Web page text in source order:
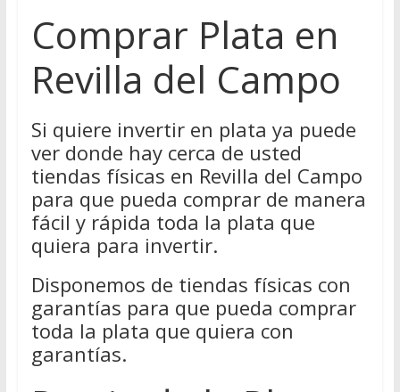
Comprar Plata en
Revilla del Campo
Si quiere invertir en plata ya puede
ver donde hay cerca de usted
tiendas físicas en Revilla del Campo
para que pueda comprar de manera
fácil y rápida toda la plata que
quiera para invertir.
Disponemos de tiendas físicas con
garantías para que pueda comprar
toda la plata que quiera con
garantías.